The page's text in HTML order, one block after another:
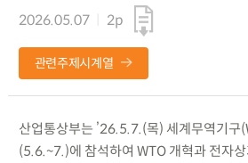
2026.05.07
2p
관련주제시계열
산업통상부는 ’26.5.7.(목) 세계무역기구
(5.6.~7.)에 참석하여 WTO 개혁과 전자